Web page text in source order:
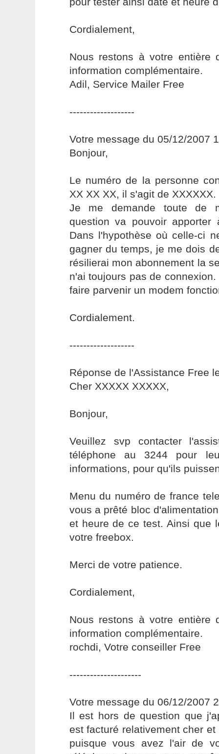
Cordialement,
Nous restons à votre entière
information complémentaire.
Adil, Service Mailer Free
-------------------
Votre message du 05/12/2007
Bonjour,
Le numéro de la personne
XX XX XX, il s'agit de XXXXXX.
Je me demande toute de
question va pouvoir apporter
Dans l'hypothèse où celle-ci
gagner du temps, je me dois
résilierai mon abonnement la
n'ai toujours pas de
faire parvenir un modem
Cordialement.
-------------------
Réponse de l'Assistance Free
Cher XXXXX XXXXX,
Bonjour,
Veuillez svp contacter
téléphone au 3244 pour
informations, pour qu'ils
Menu du numéro de france
vous a prêté bloc
et heure de ce test. Ainsi que
votre freebox.
Merci de votre patience.
Cordialement,
Nous restons à votre entière
information complémentaire.
rochdi, Votre conseiller Free
---------------------
Votre message du 06/12/2007
Il est hors de question que
est facturé relativement cher
puisque vous avez l'air de